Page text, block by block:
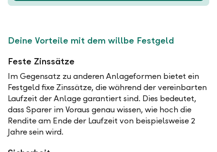
Deine Vorteile mit dem willbe Festgeld
Feste Zinssätze
Im Gegensatz zu anderen Anlageformen bietet ein
Festgeld fixe Zinssätze, die während der vereinbarten
Laufzeit der Anlage garantiert sind. Dies bedeutet,
dass Sparer im Voraus genau wissen, wie hoch die
Rendite am Ende der Laufzeit von beispielsweise 2
Jahre sein wird.